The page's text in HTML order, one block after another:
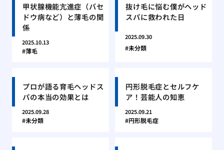
甲状腺機能亢進症（バセ
ドウ病など）と薄毛の関
係
2025.10.13
薄毛
抜け毛に悩む僕がヘッド
スパに救われた日
2025.09.30
未分類
プロが語る育毛ヘッドス
パの本当の効果とは
2025.09.28
未分類
円形脱毛症とセルフケ
ア！芸能人の知恵
2025.09.21
円形脱毛症